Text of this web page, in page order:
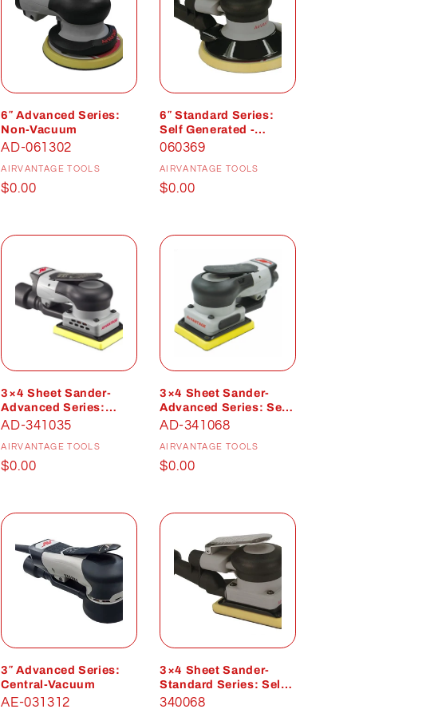
6″ Advanced Series:
Non-Vacuum
AD-061302Distributeur :
AIRVANTAGE TOOLS
Prix
$0.00
6″ Standard Series:
Self Generated -
Vacuum
060369Distributeur :
AIRVANTAGE TOOLS
Prix
$0.00
3×4 Sheet Sander-
Advanced Series:
Central-Vacuum
AD-341035Distributeur :
AIRVANTAGE TOOLS
Prix
$0.00
3×4 Sheet Sander-
Advanced Series: Self-
Generated Vacuum
AD-341068Distributeur :
AIRVANTAGE TOOLS
Prix
$0.00
3″ Advanced Series:
Central-Vacuum
AE-031312Distributeur :
3×4 Sheet Sander-
Standard Series: Self-
Generated Vacuum
340068Distributeur :